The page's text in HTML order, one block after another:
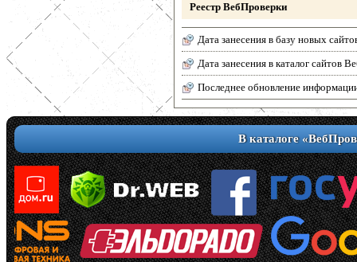
Реестр ВебПроверки
Дата занесения в базу новых
Дата занесения в каталог сайтов
Последнее обновление
В каталоге